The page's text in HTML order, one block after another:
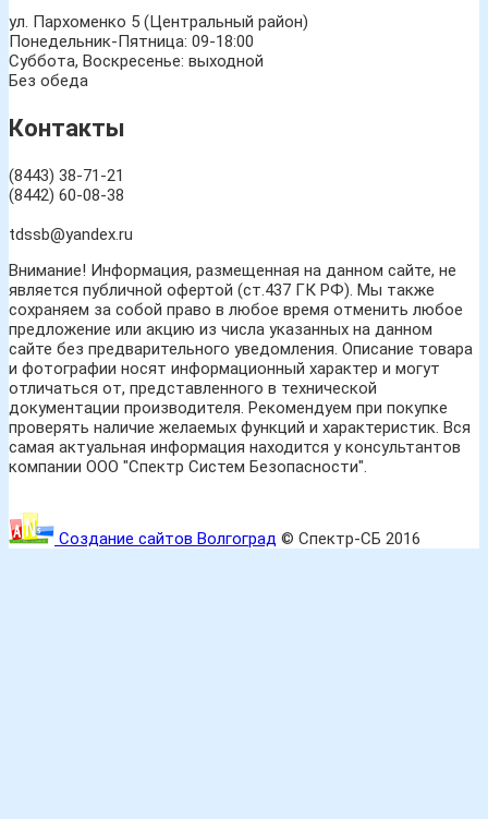
ул. Пархоменко 5 (Центральный район)
Понедельник-Пятница: 09-18:00
Суббота, Воскресенье: выходной
Без обеда
Контакты
(8443) 38-71-21
(8442) 60-08-38
tdssb@yandex.ru
Внимание! Информация, размещенная на данном сайте, не
является публичной офертой (ст.437 ГК РФ). Мы также
сохраняем за собой право в любое время отменить любое
предложение или акцию из числа указанных на данном
сайте без предварительного уведомления. Описание товара
и фотографии носят информационный характер и могут
отличаться от, представленного в технической
документации производителя. Рекомендуем при покупке
проверять наличие желаемых функций и характеристик. Вся
самая актуальная информация находится у консультантов
компании ООО "Спектр Систем Безопасности".
Создание сайтов Волгоград © Спектр-СБ 2016